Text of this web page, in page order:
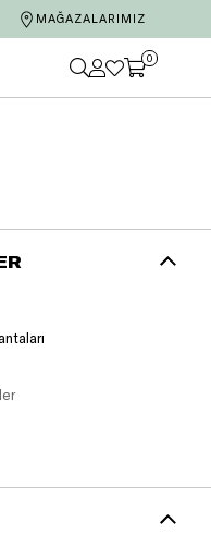
özel 6 taksit ve
MAĞAZALARIMIZ
0